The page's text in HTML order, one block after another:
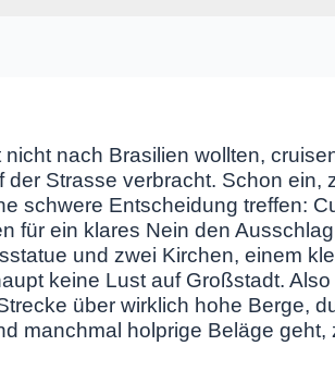
nach Brasilien wollten,
der Strasse verbracht. Schon ein,
schwere Entscheidung treffen:
für ein klares Nein den
und zwei Kirchen, einem
keine Lust auf Großstadt.
über wirklich hohe Berge,
manchmal holprige Beläge geht,